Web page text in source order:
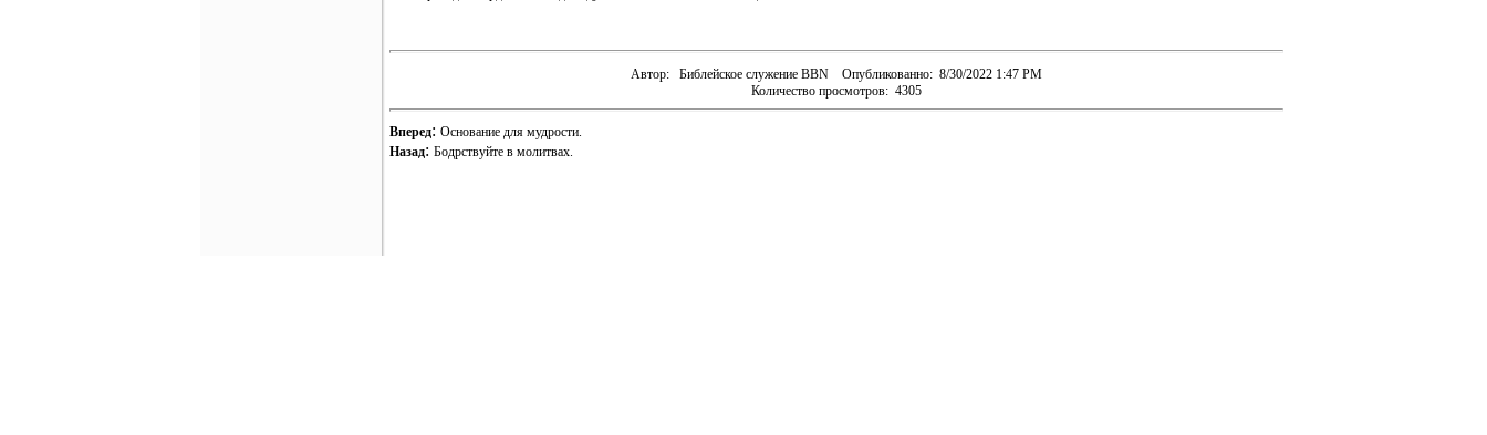
Автор: Библейское служение BBN Опубликованно: 8/30/2022 1:47 PM
Количество просмотров: 4305
Вперед: Основание для мудрости.
Назад: Бодрствуйте в молитвах.